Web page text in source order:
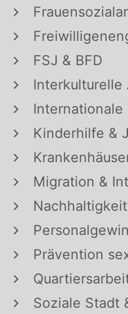
FSJ & BFD
Interkulturelle
Internationale
Kinderhilfe &
Migration &
Nachhaltigkeit
Prävention
Soziale Stadt